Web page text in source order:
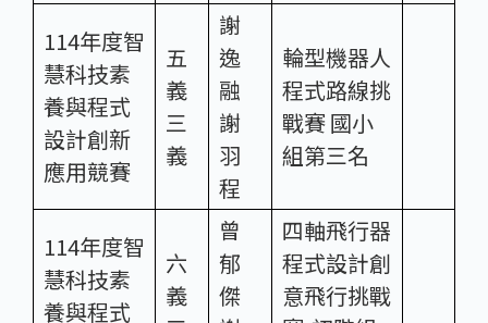
114年度智
慧科技素
養與程式
設計創新
應用競賽
五
義
三
義
謝
逸
融
謝
羽
程
輪型機器人
程式路線挑
戰賽 國小
組第三名
114年度智
慧科技素
養與程式
六
義
曾
郁
傑
四軸飛行器
程式設計創
意飛行挑戰